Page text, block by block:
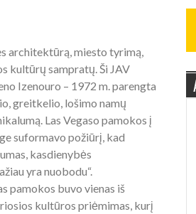
architektūrą, miesto tyrimą,
kultūrų sampratų. Ši JAV
Izenouro – 1972 m. parengta
greitkelio, lošimo namų
Las Vegaso pamokos į
suformavo požiūrį, kad
kasdienybės
yra nuobodu“.
pamokos buvo vienas iš
kultūros priėmimas, kurį